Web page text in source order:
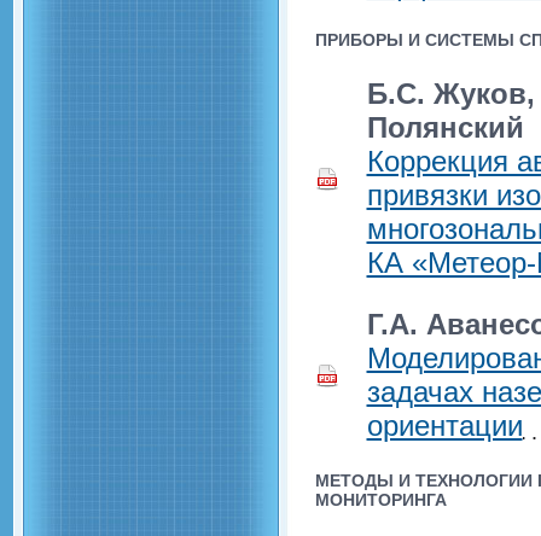
ПРИБОРЫ И СИСТЕМЫ
Б.С. Жуков,
Полянский
Коррекция
привязки
КА
Г.А.
задачах
ориентации
МЕТОДЫ И
МОНИТОРИНГА